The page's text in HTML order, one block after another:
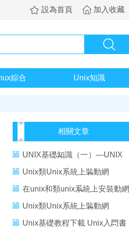
設為首頁 加入收藏
綜合 Unix知識
相關文章
UNIX基礎知識（一）—UNIX
操作系統
Unix類Unix系統上裝動網
ASP+MSSQL論壇
在unix和類unix系統上安裝動網
asp+mssql論壇
Unix類Unix系統上裝動網
ASP+MSSQL論壇
Unix基礎教程下載 Unix入門書